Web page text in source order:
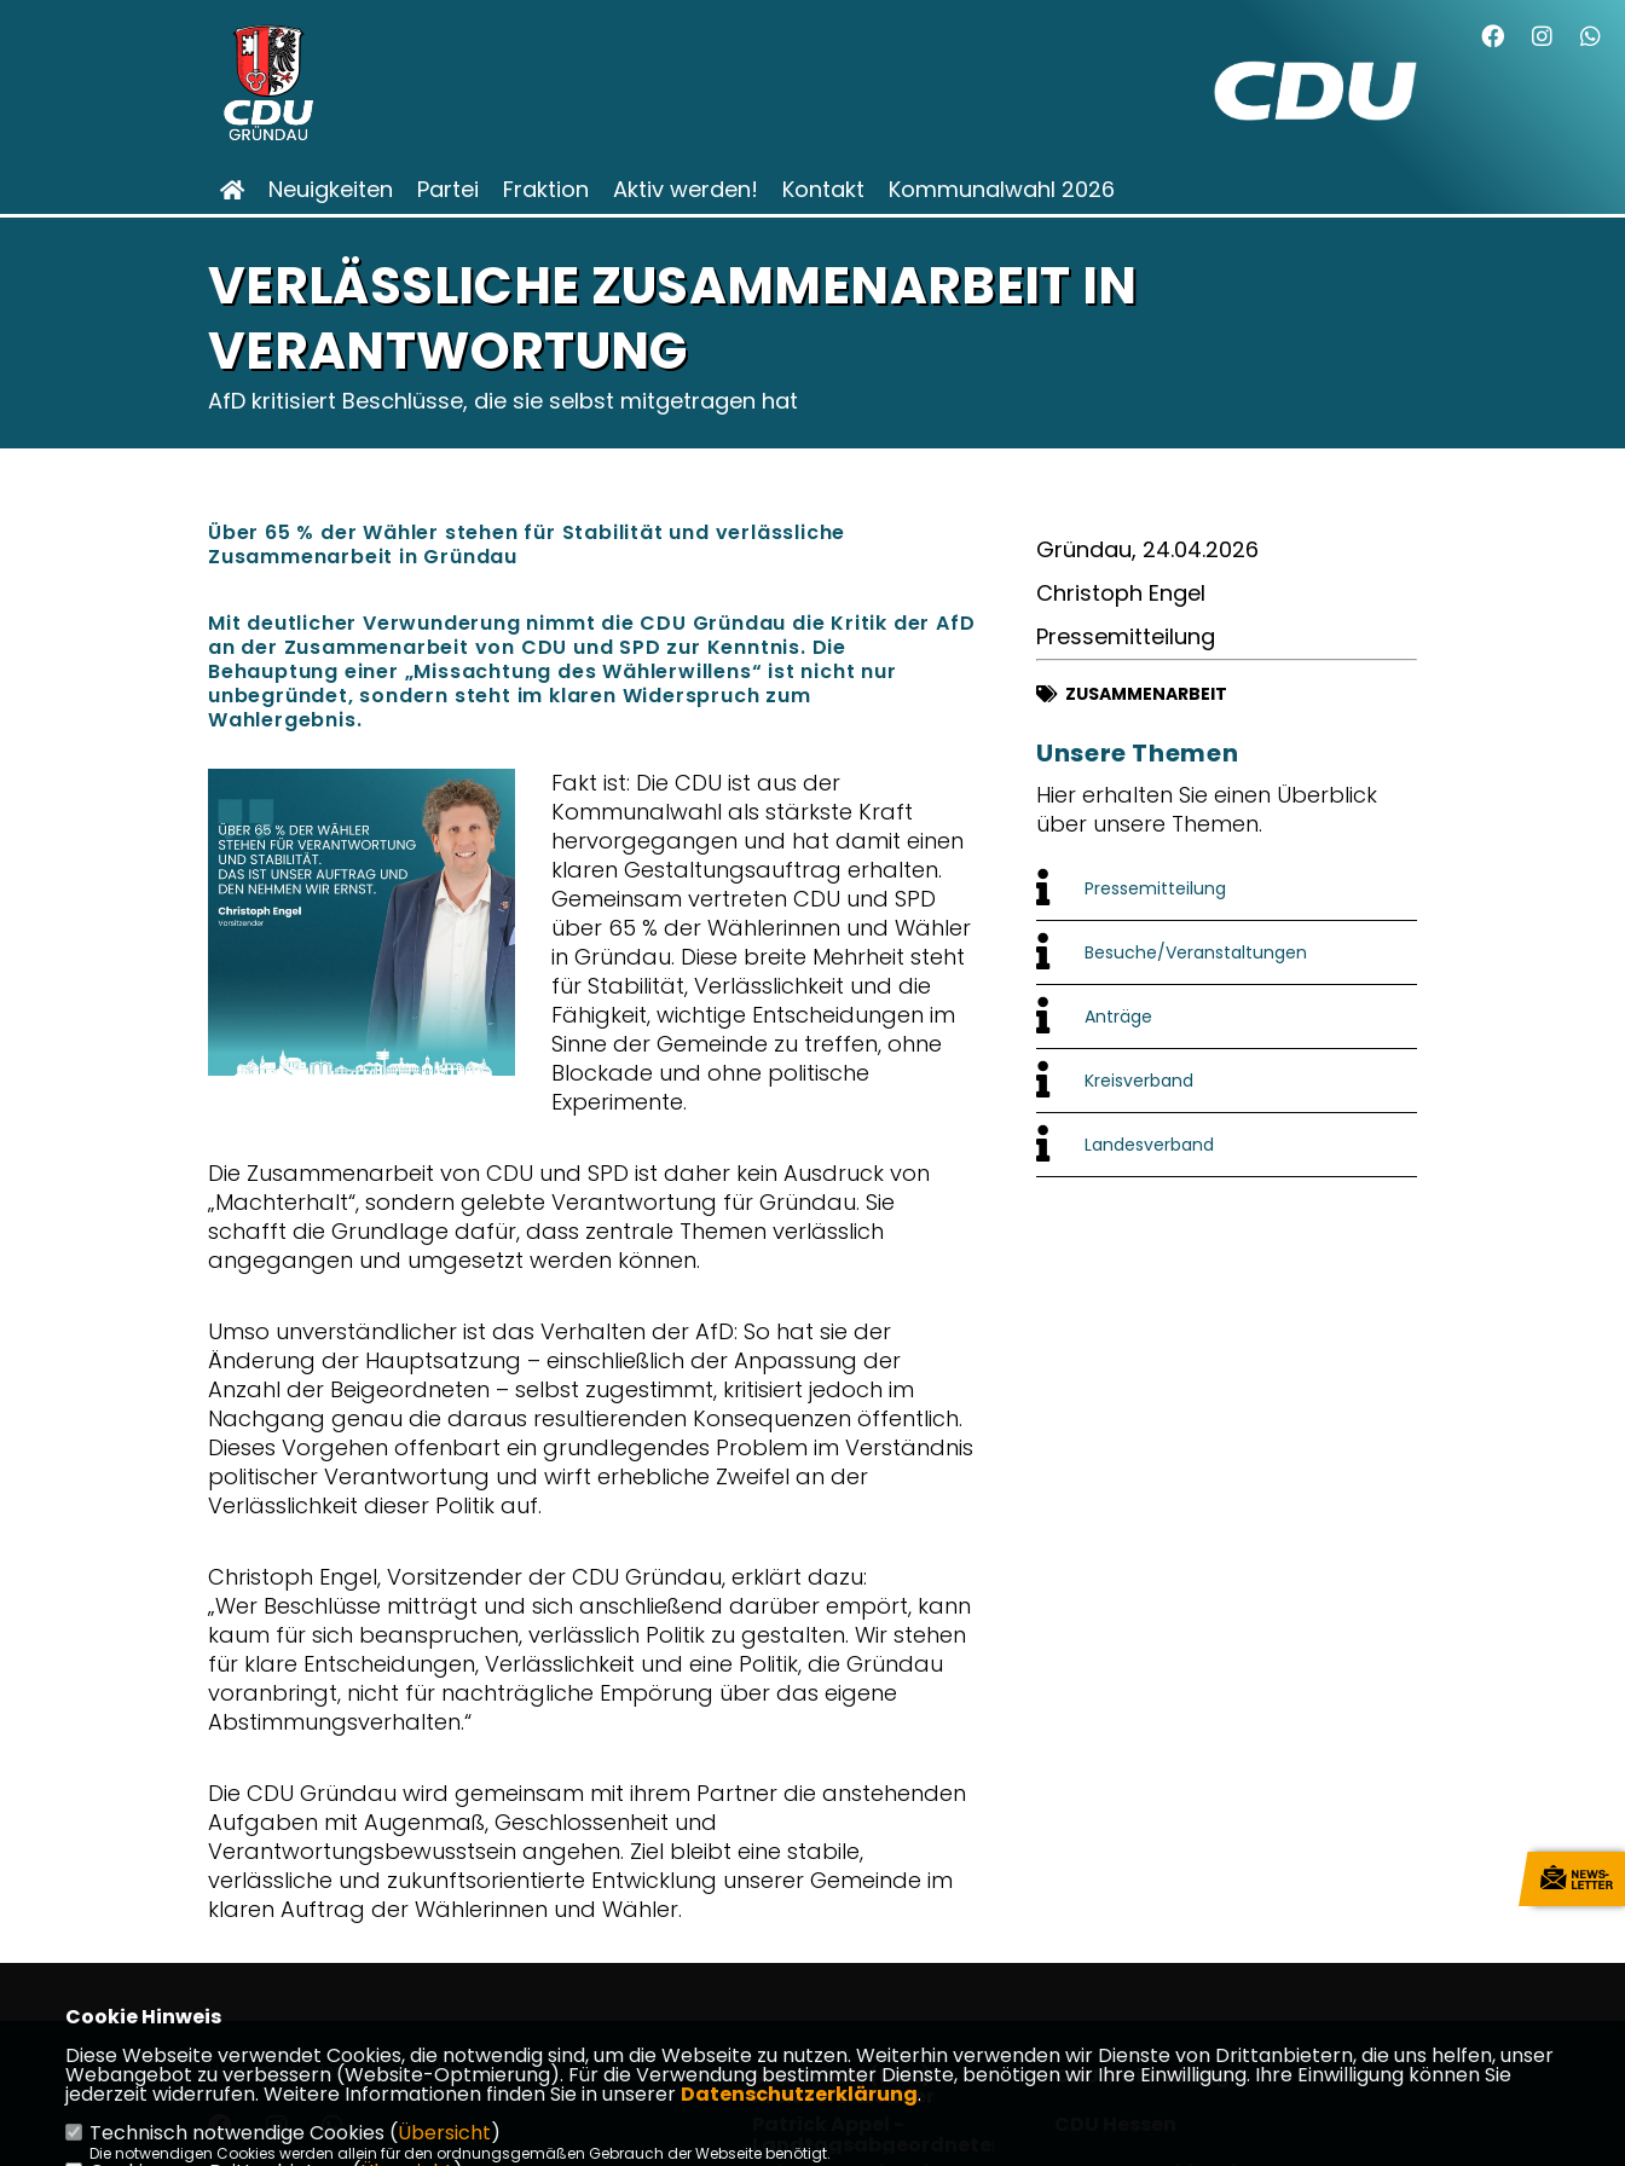
Neuigkeiten Partei Fraktion Aktiv werden! Kontakt Kommunalwahl 2026
VERLÄSSLICHE ZUSAMMENARBEIT IN
VERANTWORTUNG
AfD kritisiert Beschlüsse, die sie selbst mitgetragen hat
Über 65 % der Wähler stehen für Stabilität und verlässliche
Zusammenarbeit in Gründau
Mit deutlicher Verwunderung nimmt die CDU Gründau die Kritik der AfD
an der Zusammenarbeit von CDU und SPD zur Kenntnis. Die
Behauptung einer „Missachtung des Wählerwillens“ ist nicht nur
unbegründet, sondern steht im klaren Widerspruch zum
Wahlergebnis.
Fakt ist: Die CDU ist aus der
Kommunalwahl als stärkste Kraft
hervorgegangen und hat damit einen
klaren Gestaltungsauftrag erhalten.
Gemeinsam vertreten CDU und SPD
über 65 % der Wählerinnen und Wähler
in Gründau. Diese breite Mehrheit steht
für Stabilität, Verlässlichkeit und die
Fähigkeit, wichtige Entscheidungen im
Sinne der Gemeinde zu treffen, ohne
Blockade und ohne politische
Experimente.
Die Zusammenarbeit von CDU und SPD ist daher kein Ausdruck von
Machterhalt“, sondern gelebte Verantwortung für Gründau. Sie
schafft die Grundlage dafür, dass zentrale Themen verlässlich
angegangen und umgesetzt werden können.
Umso unverständlicher ist das Verhalten der AfD: So hat sie der
Änderung der Hauptsatzung – einschließlich der Anpassung der
Anzahl der Beigeordneten – selbst zugestimmt, kritisiert jedoch im
Nachgang genau die daraus resultierenden Konsequenzen öffentlich.
Dieses Vorgehen offenbart ein grundlegendes Problem im Verständnis
politischer Verantwortung und wirft erhebliche Zweifel an der
Verlässlichkeit dieser Politik auf.
Christoph Engel, Vorsitzender der CDU Gründau, erklärt dazu:
Wer Beschlüsse mitträgt und sich anschließend darüber empört, kann
kaum für sich beanspruchen, verlässlich Politik zu gestalten. Wir stehen
für klare Entscheidungen, Verlässlichkeit und eine Politik, die Gründau
voranbringt, nicht für nachträgliche Empörung über das eigene
Abstimmungsverhalten.“
Die CDU Gründau wird gemeinsam mit ihrem Partner die anstehenden
Aufgaben mit Augenmaß, Geschlossenheit und
Verantwortungsbewusstsein angehen. Ziel bleibt eine stabile,
verlässliche und zukunftsorientierte Entwicklung unserer Gemeinde im
klaren Auftrag der Wählerinnen und Wähler.
Gründau, 24.04.2026
Christoph Engel
Pressemitteilung
ZUSAMMENARBEIT
Unsere Themen
Hier erhalten Sie einen Überblick
über unsere Themen.
Pressemitteilung
Besuche/Veranstaltungen
Anträge
Kreisverband
Landesverband
Homepage der CDU Gründau Max Schad (MdL) -
Kreisvorsitzender
Landtagsabgeordneter
CDU Main-Kinzig
Cookie Hinweis
Diese Webseite verwendet Cookies, die notwendig sind, um die Webseite zu nutzen. Weiterhin verwenden wir Dienste von Drittanbietern, die uns helfen, unser
Webangebot zu verbessern (Website-Optmierung). Für die Verwendung bestimmter Dienste, benötigen wir Ihre Einwilligung. Ihre Einwilligung können Sie
jederzeit widerrufen. Weitere Informationen finden Sie in unserer Datenschutzerklärung.
Technisch notwendige Cookies (Übersicht)
Die notwendigen Cookies werden allein für den ordnungsgemäßen Gebrauch der Webseite benötigt.